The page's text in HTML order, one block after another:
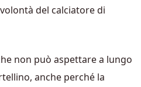
del calciatore di
non può aspettare a lungo
anche perché la